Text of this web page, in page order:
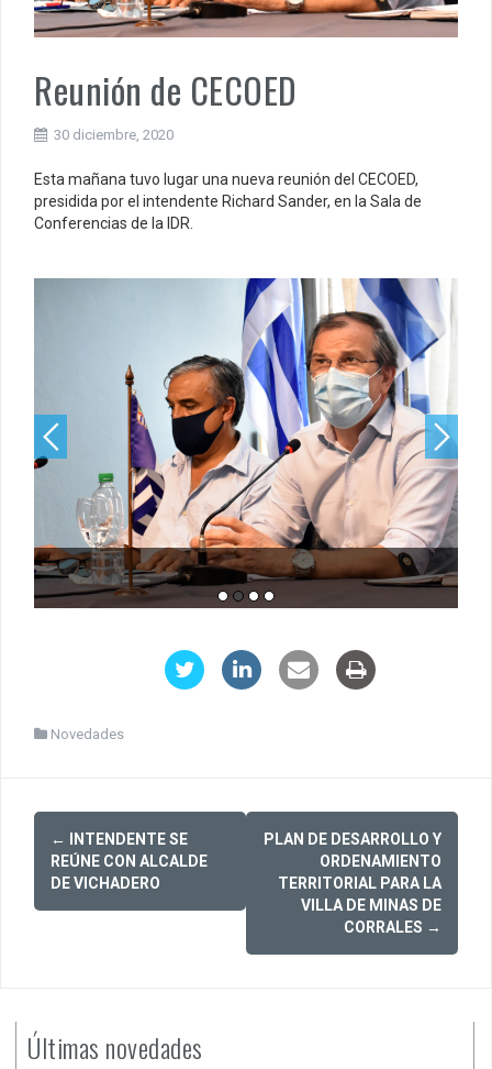
Reunión de CECOED
30 diciembre, 2020
Esta mañana tuvo lugar una nueva reunión del CECOED,
presidida por el intendente Richard Sander, en la Sala de
Conferencias de la IDR.
Novedades
Post
navigation
←
INTENDENTE SE
REÚNE CON ALCALDE
DE VICHADERO
PLAN DE DESARROLLO Y
ORDENAMIENTO
TERRITORIAL PARA LA
VILLA DE MINAS DE
CORRALES →
Últimas novedades